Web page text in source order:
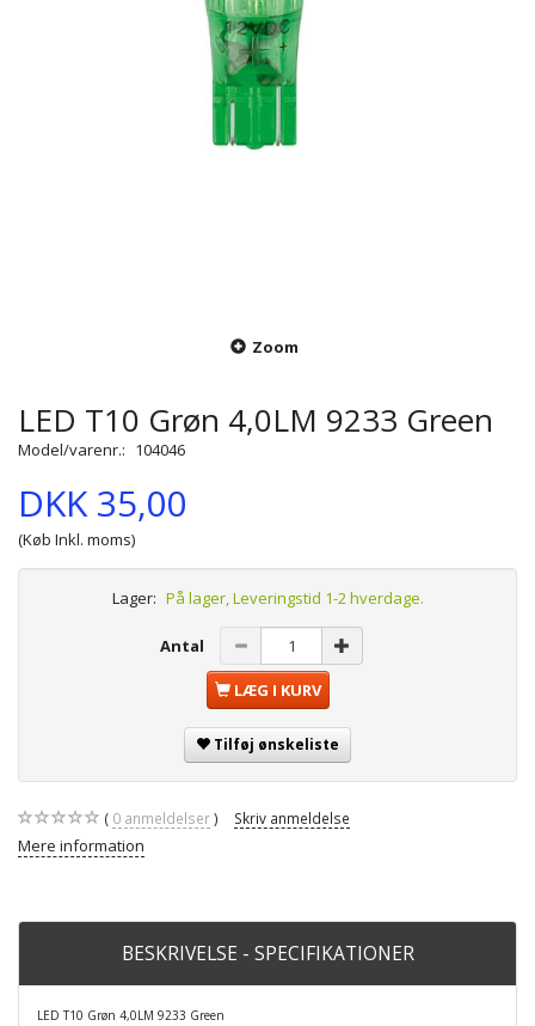
Zoom
LED T10 Grøn 4,0LM 9233 Green
Model/varenr.: 104046
DKK 35,00
(Køb Inkl. moms)
Lager: På lager, Leveringstid 1-2 hverdage.
Antal
LÆG I KURV
Tilføj ønskeliste
0 anmeldelser Skriv anmeldelse
Mere information
BESKRIVELSE - SPECIFIKATIONER
LED T10 Grøn 4,0LM 9233 Green